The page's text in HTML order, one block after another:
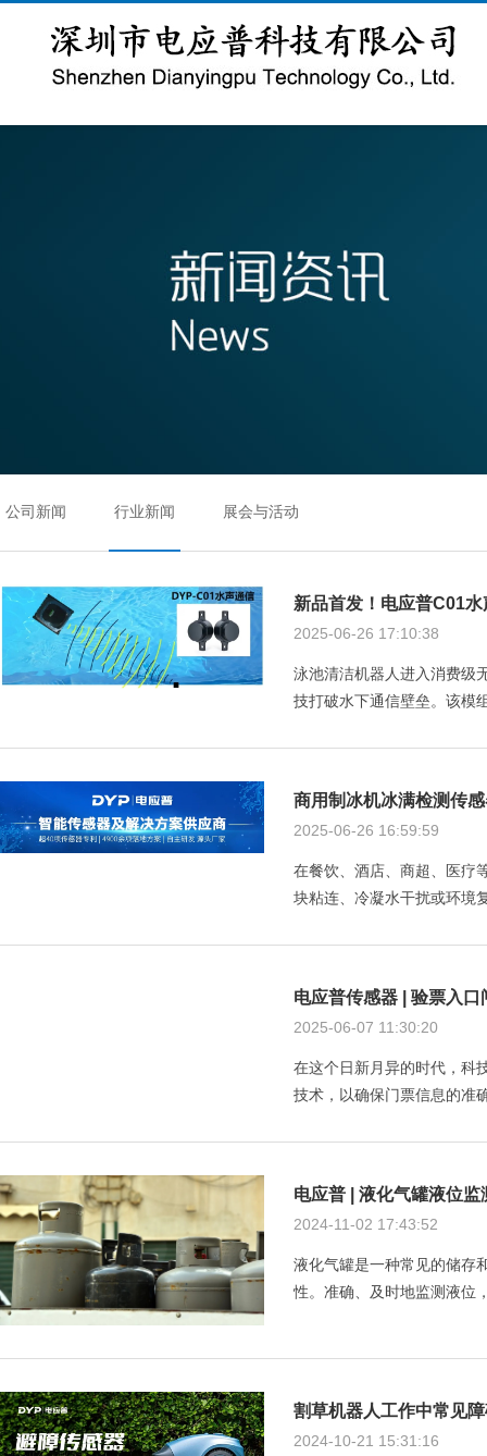
公司新闻 行业新闻 展会与活动
新品首发！电应普C01
2025-06-26 17:10:38
泳池清洁机器人进入消费级
技打破水下通信壁垒。该模
商用制冰机冰满检测传
2025-06-26 16:59:59
在餐饮、酒店、商超、医疗
块粘连、冷凝水干扰或环境
电应普传感器 | 验票入
2025-06-07 11:30:20
在这个日新月异的时代，科
技术，以确保门票信息的准
电应普 | 液化气罐液位监
2024-11-02 17:43:52
液化气罐是一种常见的储存
性。准确、及时地监测液位
割草机器人工作中常见
2024-10-21 15:31:16